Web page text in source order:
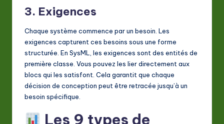
3. Exigences
Chaque système commence par un besoin. Les
exigences capturent ces besoins sous une forme
structurée. En SysML, les exigences sont des entités de
première classe. Vous pouvez les lier directement aux
blocs qui les satisfont. Cela garantit que chaque
décision de conception peut être retracée jusqu’à un
besoin spécifique.
Les 9 types de